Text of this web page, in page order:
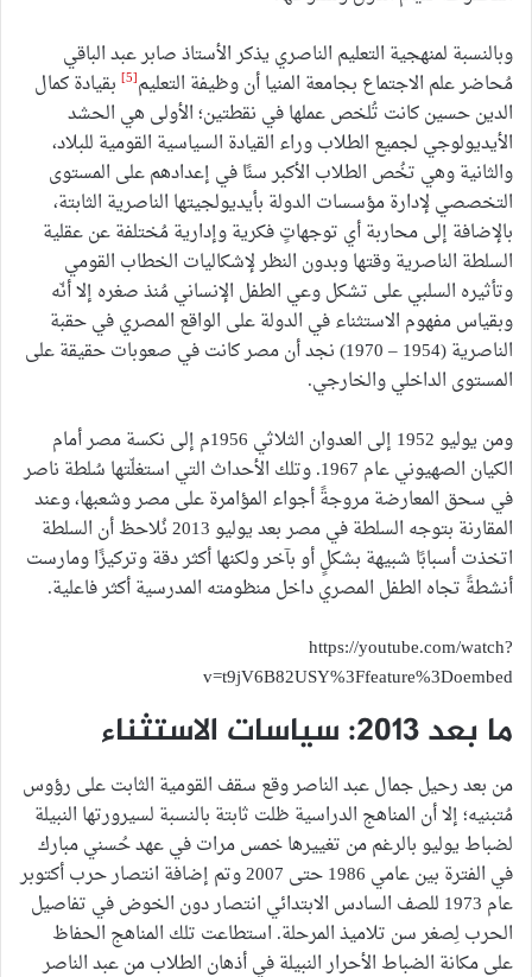
وبالنسبة لمنهجية التعليم الناصري يذكر الأستاذ صابر عبد الباقي
مُحاضر علم الاجتماع بجامعة المنيا أن وظيفة التعليم[5]
بقيادة كمال
الدين حسين كانت تُلخص عملها في نقطتين؛ الأولى هي الحشد
الأيديولوجي لجميع الطلاب وراء القيادة السياسية القومية للبلاد،
والثانية وهي تخُص الطلاب الأكبر سنًا في إعدادهم على المستوى
التخصصي لإدارة مؤسسات الدولة بأيديولجيتها الناصرية الثابتة،
بالإضافة إلى محاربة أي توجهاتٍ فكرية وإدارية مُختلفة عن عقلية
السلطة الناصرية وقتها وبدون النظر لإشكاليات الخطاب القومي
وتأثيره السلبي على تشكل وعي الطفل الإنساني مُنذ صغره إلا أنّه
وبقياس مفهوم الاستثناء في الدولة على الواقع المصري في حقبة
الناصرية (1954 – 1970) نجد أن مصر كانت في صعوبات حقيقة على
المستوى الداخلي والخارجي.
ومن يوليو 1952 إلى العدوان الثلاثي 1956م إلى نكسة مصر أمام
الكيان الصهيوني عام 1967. وتلك الأحداث التي استغلّتها سُلطة ناصر
في سحق المعارضة مروجةً أجواء المؤامرة على مصر وشعبها، وعند
المقارنة بتوجه السلطة في مصر بعد يوليو 2013 نُلاحظ أن السلطة
اتخذت أسبابًا شبيهة بشكلٍ أو بآخر ولكنها أكثر دقة وتركيزًا ومارست
أنشطةً تجاه الطفل المصري داخل منظومته المدرسية أكثر فاعلية.
https://youtube.com/watch?
v=t9jV6B82USY%3Ffeature%3Doembed
ما بعد 2013: سياسات الاستثناء
من بعد رحيل جمال عبد الناصر وقع سقف القومية الثابت على رؤوس
مُتبنيه؛ إلا أن المناهج الدراسية ظلت ثابتة بالنسبة لسيرورتها النبيلة
لضباط يوليو بالرغم من تغييرها خمس مرات في عهد حُسني مبارك
في الفترة بين عامي 1986 حتى 2007 وتم إضافة انتصار حرب أكتوبر
عام 1973 للصف السادس الابتدائي انتصار دون الخوض في تفاصيل
الحرب لِصغر سن تلاميذ المرحلة. استطاعت تلك المناهج الحفاظ
على مكانة الضباط الأحرار النبيلة في أذهان الطلاب من عبد الناصر